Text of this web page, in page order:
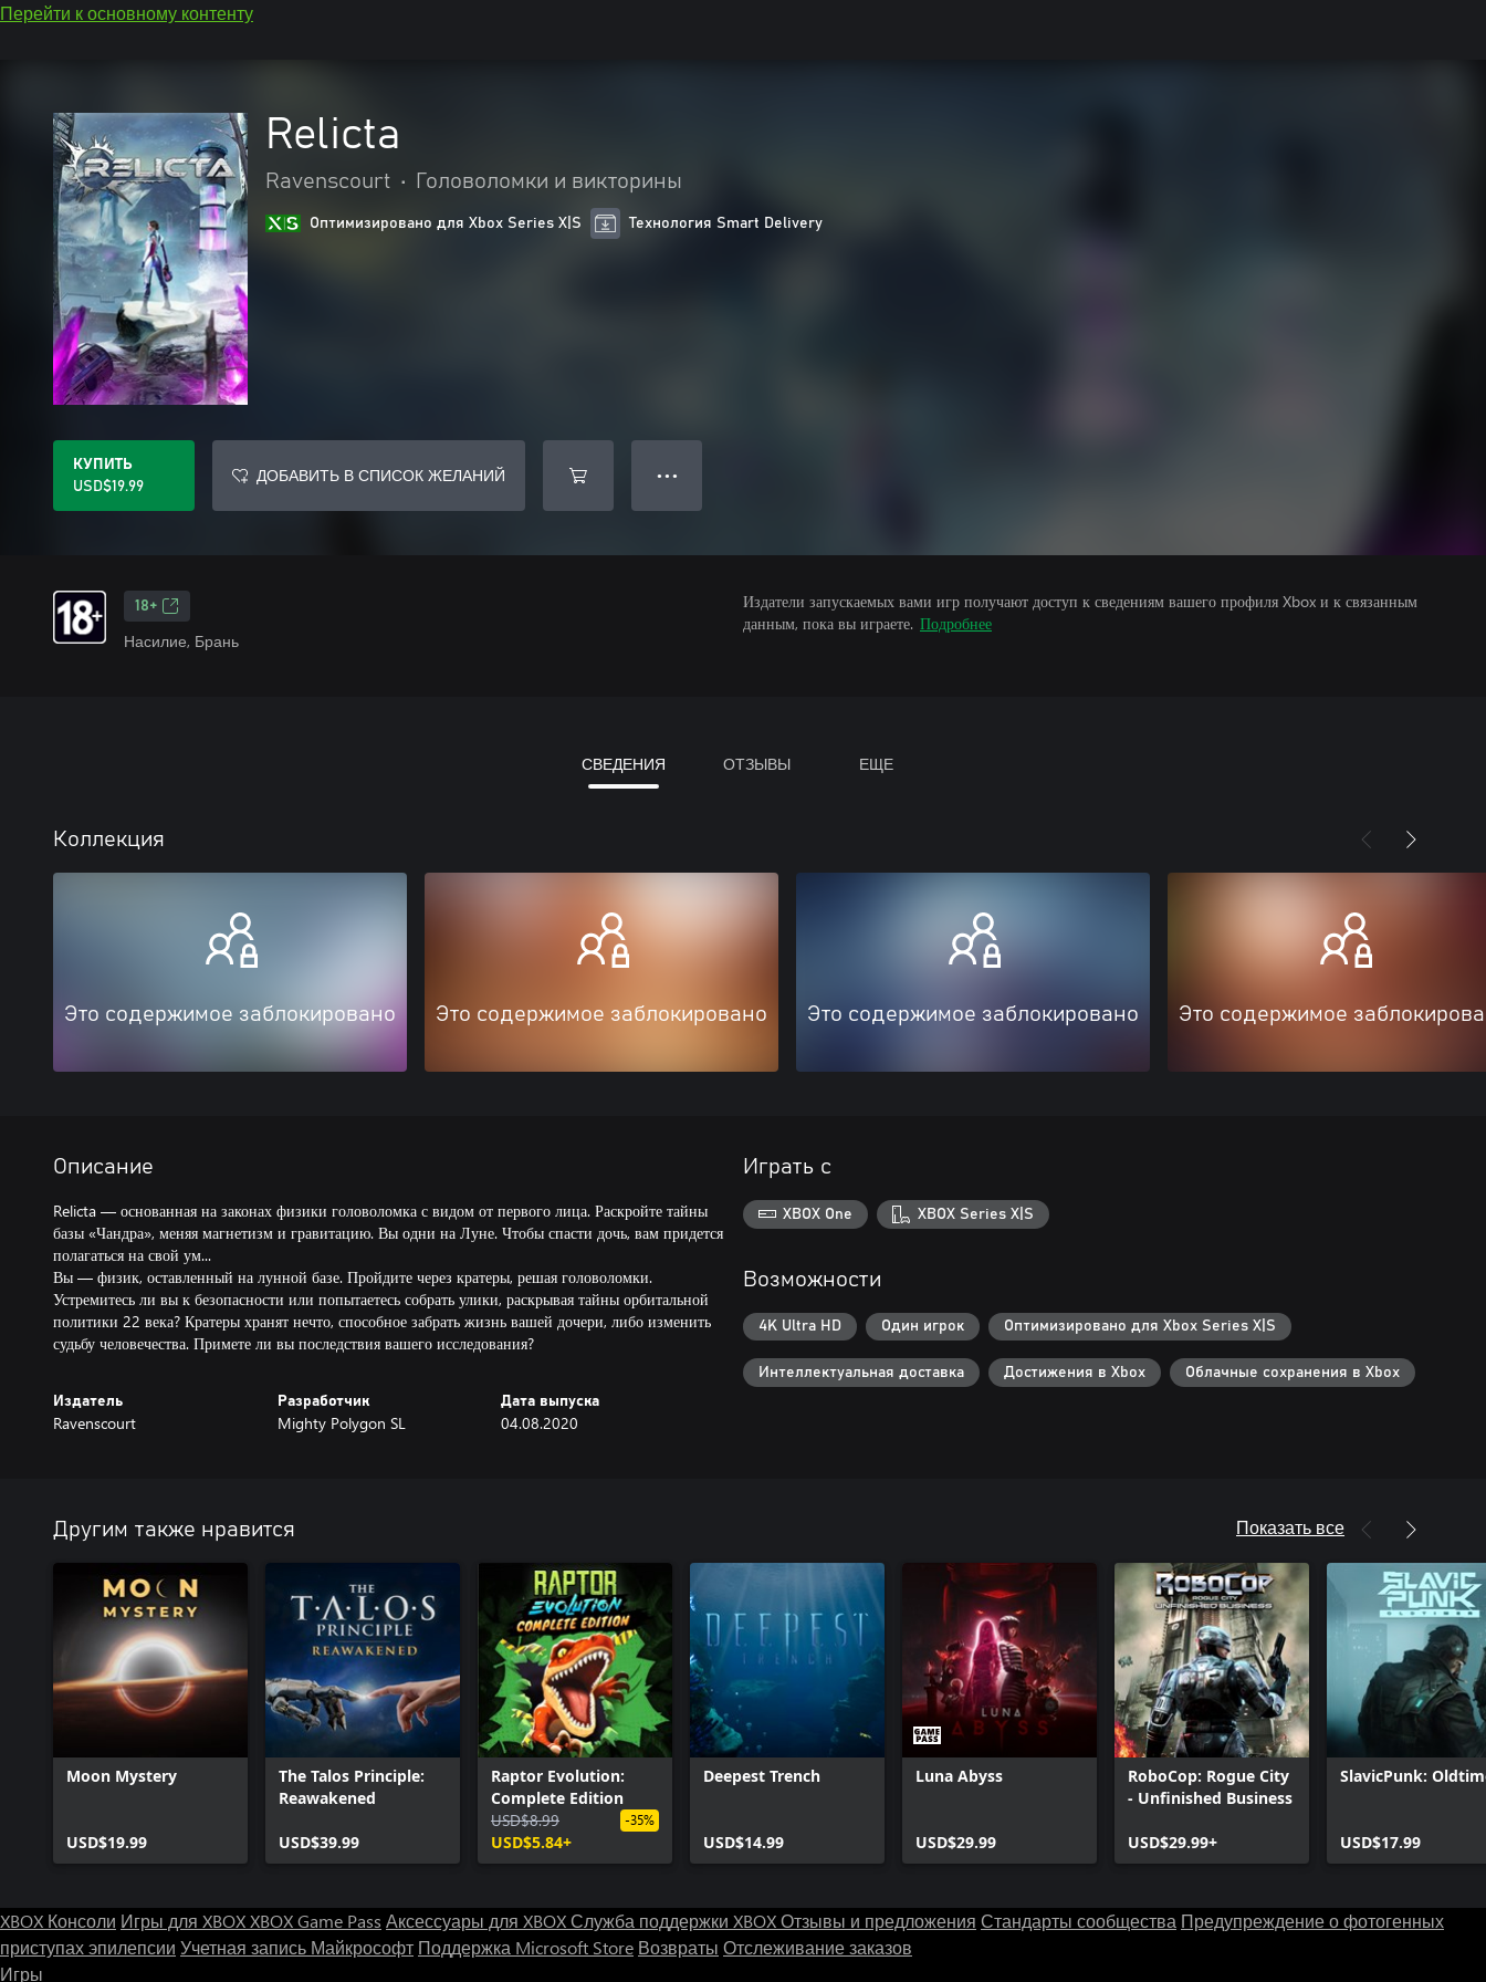
Перейти к основному контенту
Relicta
Ravenscourt • Головоломки и викторины
Оптимизировано для Xbox Series X|S Технология Smart Delivery
КУПИТЬ
USD$19.99
ДОБАВИТЬ В СПИСОК ЖЕЛАНИЙ ● ● ●
18+
Насилие, Брань
Издатели запускаемых вами игр получают доступ к сведениям вашего профиля Xbox и к связанным
данным, пока вы играете. Подробнее
СВЕДЕНИЯ ОТЗЫВЫ ЕЩЕ
Коллекция
Это содержимое заблокировано Это содержимое заблокировано Это содержимое заблокировано Это содержимое
Описание
Relicta — основанная на законах физики головоломка с видом от первого лица. Раскройте тайны
базы «Чандра», меняя магнетизм и гравитацию. Вы одни на Луне. Чтобы спасти дочь, вам придется
полагаться на свой ум...
Вы — физик, оставленный на лунной базе. Пройдите через кратеры, решая головоломки.
Устремитесь ли вы к безопасности или попытаетесь собрать улики, раскрывая тайны орбитальной
политики 22 века? Кратеры хранят нечто, способное забрать жизнь вашей дочери, либо изменить
судьбу человечества. Примете ли вы последствия вашего исследования?
Издатель
Ravenscourt
Разработчик
Mighty Polygon SL
Дата выпуска
04.08.2020
Играть с
XBOX One XBOX Series X|S
Возможности
4K Ultra HD Один игрок Оптимизировано для Xbox Series X|S
Интеллектуальная доставка Достижения в Xbox Облачные сохранения в Xbox
Другим также нравится Показать все
Moon Mystery
USD$19.99
The Talos Principle:
Reawakened
USD$39.99
Raptor Evolution:
Complete Edition
USD$8.99
USD$5.84+
-35%
Deepest Trench
USD$14.99
Luna Abyss
USD$29.99
RoboCop: Rogue City
- Unfinished Business
USD$29.99+
SlavicPunk:
USD$17.99
XBOX Консоли Игры для XBOXXBOX Game Pass Аксессуары для XBOXСлужба поддержки XBOXОтзывы и предложения Стандарты сообщества Предупреждение о фотогенных
приступах эпилепсии Учетная запись Майкрософт Поддержка Microsoft Store Возвраты Отслеживание заказов
Игры